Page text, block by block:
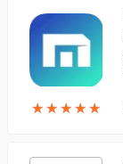
★★★★★
★★★★★